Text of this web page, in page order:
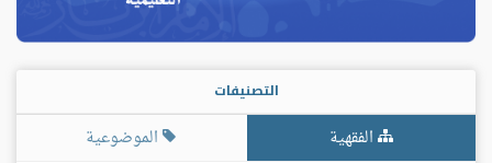
التصنيفات
الفقهية
الموضوعية